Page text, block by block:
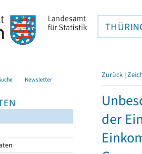
Newsletter Zurück |
der